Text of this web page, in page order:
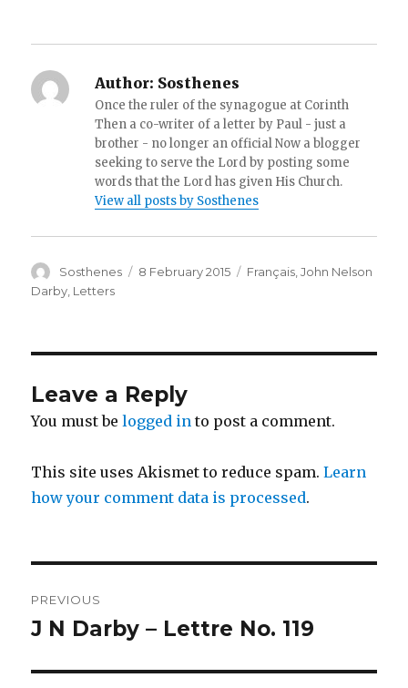
Author: Sosthenes
Once the ruler of the synagogue at Corinth
Then a co-writer of a letter by Paul - just a
brother - no longer an official Now a blogger
seeking to serve the Lord by posting some
words that the Lord has given His Church.
View all posts by Sosthenes
Author
Sosthenes
Posted
8 February 2015 Categories
Français ,John Nelson
Darby Letters
Leave a Reply
You must belogged in to post a comment.
This site uses Akismet to reduce spam.Learn
how your comment data is processed.
navigation
PREVIOUS
Previous
J N Darby – Lettre No. 119